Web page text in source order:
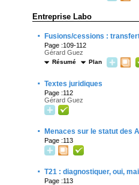
Entreprise Labo
· Fusions/cessions :
Page :109-112
Gérard Guez
Résumé Plan
· Textes juridiques
Page :112
Gérard Guez
· Menaces sur le statut des
Page :113
· T21 : diagnostiquer, oui,
Page :113